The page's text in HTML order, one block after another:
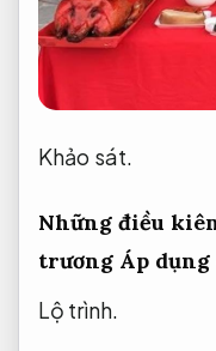
Khảo sát.
Những điều
trương Áp
Lộ trình.